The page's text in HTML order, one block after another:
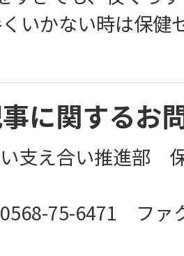
いかない時は保健
に関するお
支え合い推進部
75-6471 ファ